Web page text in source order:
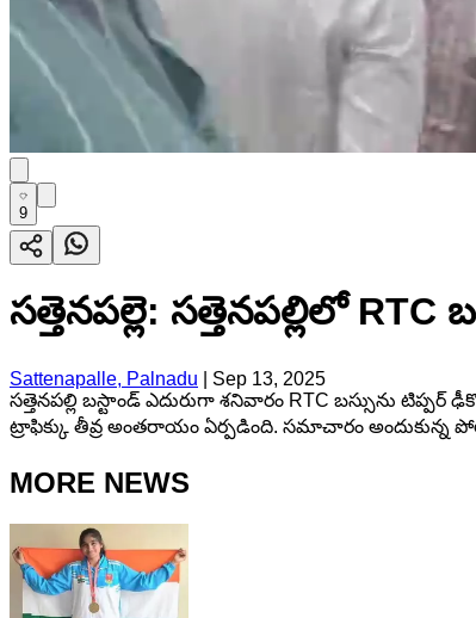
9
సత్తెనపల్లె: సత్తెనపల్లిలో RTC
Sattenapalle, Palnadu
Sep 13, 2025
సత్తెనపల్లి బస్టాండ్ ఎదురుగా శనివారం RTC బస్సును
ట్రాఫిక్కు తీవ్ర అంతరాయం ఏర్పడింది. సమాచారం అందుకున్న
MORE NEWS